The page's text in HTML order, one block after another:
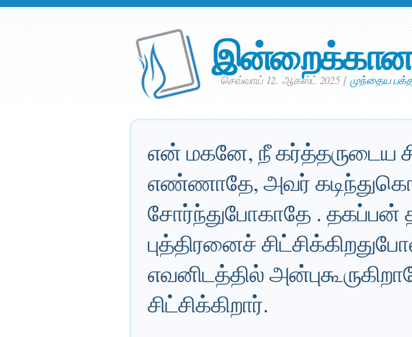
செவ்வாய் 12. ஆகஸ்ட் 2025 [ முந்தைய
என் மகனே, நீ கர்த்தருடைய
எண்ணாதே, அவர்
சோர்ந்துபோகாதே . தகப்பன்
புத்திரனைச்
எவனிடத்தில்
சிட்சிக்கிறார்.